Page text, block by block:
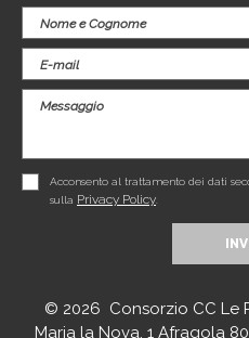
Acconsento al trattamento dei dati
sulla Privacy Policy
© 2026 Consorzio CC Le
Maria la Nova, 1 Afragola